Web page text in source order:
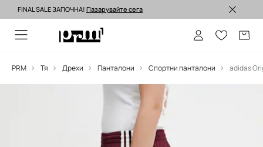
Изпращане до 24 часа >
FINAL SALE ЗАПОЧНА! Пазарувайте сега
PRM Тя Дрехи Панталони Спортни панталони